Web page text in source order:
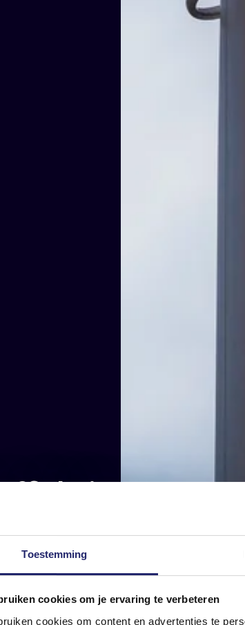
Toestemming
cookies om je ervaring te verbeteren
cookies om content en advertenties te
als nur